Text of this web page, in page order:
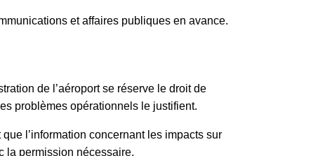
et affaires publiques en avance.
de l’aéroport se réserve le droit de
problèmes opérationnels le justifient.
l’information concernant les impacts sur
la permission nécessaire.